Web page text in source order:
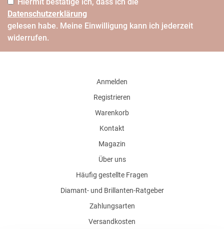
Daten­schutz­erklärung
gelesen habe. Meine Einwilligung kann ich jederzeit
widerrufen.
Anmelden
Registrieren
Warenkorb
Kontakt
Magazin
Über uns
Häufig gestellte Fragen
Diamant- und Brillanten-Ratgeber
Zahlungsarten
Versandkosten